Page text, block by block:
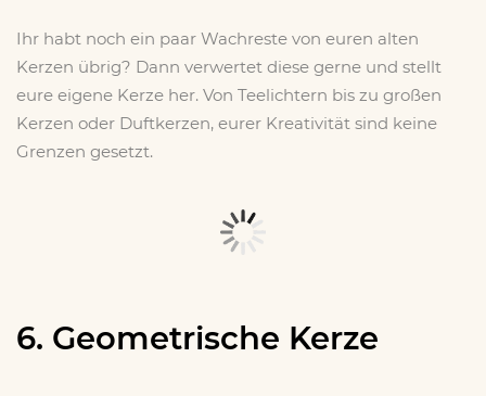
x
Ihr habt noch ein paar Wachreste von euren alten
Kerzen übrig? Dann verwertet diese gerne und stellt
eure eigene Kerze her. Von Teelichtern bis zu großen
Kerzen oder Duftkerzen, eurer Kreativität sind keine
Grenzen gesetzt.
6. Geometrische Kerze